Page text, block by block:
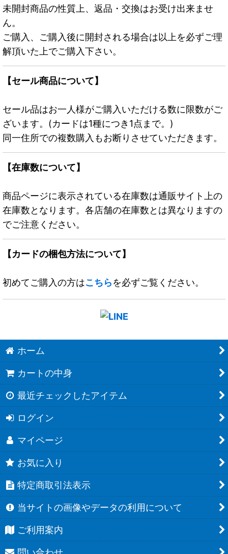
未開封商品の性質上、返品・交換はお受け出来ませ
ん。
ご購入、ご購入後に開封される場合は以上を必ずご理
解頂いた上でご購入下さい。
【セール商品について】
セール品はお一人様がご購入いただける数に限数がご
ざいます。(カードは1種につき1点まで。)
同一住所での複数購入もお断りさせていただきます。
【在庫数について】
商品ページに表示されている在庫数は通販サイト上の
在庫数となります。各店舗の在庫数とは異なりますの
でご注意ください。
【カードの梱包方法について】
初めてご購入の方はこちらを必ずご覧ください。
ホーム
カートの中身
最近チェックしたアイテム
ログイン
マイページ
お気に入り
特定商取引法表示
当サイトの画像やデータの利用について
ご利用案内